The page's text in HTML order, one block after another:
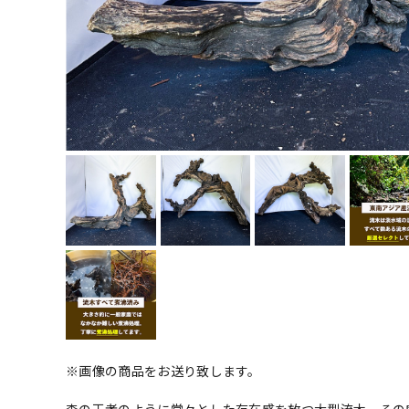
※画像の商品をお送り致します。